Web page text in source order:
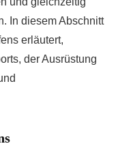
In diesem Abschnitt
erläutert,
der Ausrüstung